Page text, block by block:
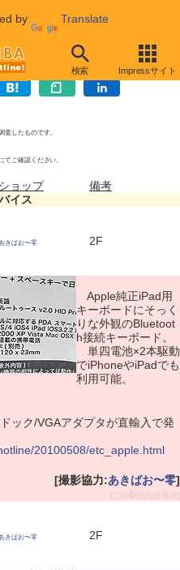
by Translate
検索 Impressサイト
12月11日号
したものです。
ご確認ください。
ショップ
備考
イス
きばお〜零 2F
Apple純正iPad用
キーボードにそっく
りな外観のBluetoot
h接続キーボード。
単四電池×2本駆動
でiPhoneやiPadでも
利用可能。
ック/VGAアダプタが直輸入で発
20100508/etc_apple.html
[撮影協力:あきばお〜零]
[この製品だけ表示]
きばお〜零 2F